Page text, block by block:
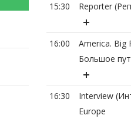
15:30 Reporter
16:00
America. Big
Большое
16:30
Interview
Europe